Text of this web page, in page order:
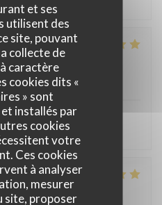
et ses
utilisent des
site, pouvant
collecte de
caractère
cookies dits «
» sont
installés par
cookies
votre
Ces cookies
à analyser
mesurer
site, proposer
5 /5 Qualité / Prix
2